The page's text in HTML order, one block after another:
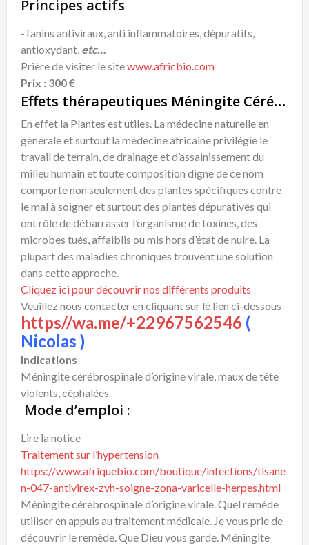
Principes actifs
-Tanins antiviraux, anti inflammatoires, dépuratifs,
antioxydant, etc…
Prière de visiter le sitewww.africbio.com
Prix : 300 €
Effets thérapeutiques Méningite Cérébrospinale Virale Remède Naturel
En effet la Plantes est utiles. La médecine naturelle en
générale et surtout la médecine africaine privilégie le
travail de terrain, de drainage et d’assainissement du
milieu humain et toute composition digne de ce nom
comporte non seulement des plantes spécifiques contre
le mal à soigner et surtout des plantes dépuratives qui
ont rôle de débarrasser l’organisme de toxines, des
microbes tués, affaiblis ou mis hors d’état de nuire. La
plupart des maladies chroniques trouvent une solution
dans cette approche.
Cliquez ici pour découvrir nos différents produits
Veuillez nous contacter en cliquant sur le lien ci-dessous
https//wa.me/+22967562546 (
Nicolas )
Indications
Méningite cérébrospinale d’origine virale, maux de tête
violents, céphalées
Mode d’emploi :
Lire la notice
Traitement sur l’hypertension
https://www.afriquebio.com/boutique/infections/tisane-
n-047-antivirex-zvh-soigne-zona-varicelle-herpes.html
Méningite cérébrospinale d’origine virale. Quel remède
utiliser en appuis au traitement médicale. Je vous prie de
découvrir le remède. Que Dieu vous garde. Méningite